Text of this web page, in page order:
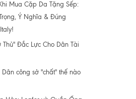
Mua Cặp Da Tặng Sếp:
Ý Nghĩa & Đúng
Thủ" Đắc Lực Cho Dân Tài
công sở "chất" thế nào